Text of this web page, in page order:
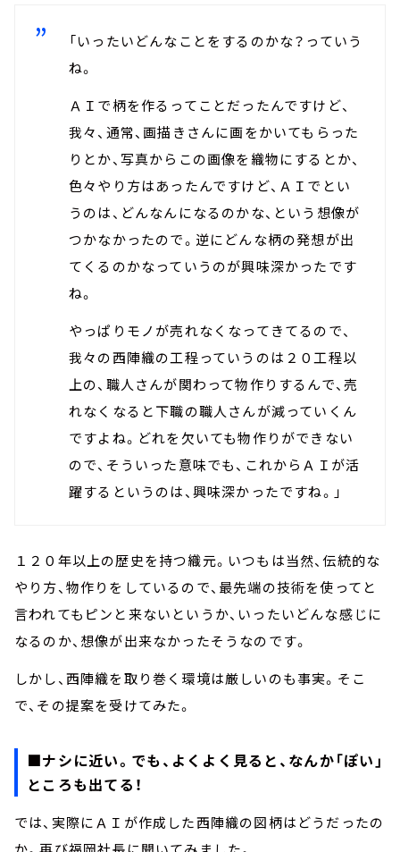
「いったいどんなことをするのかな？っていう
ね。
ＡＩで柄を作るってことだったんですけど、
我々、通常、画描きさんに画をかいてもらった
りとか、写真からこの画像を織物にするとか、
色々やり方はあったんですけど、ＡＩでとい
うのは、どんなんになるのかな、という想像が
つかなかったので。逆にどんな柄の発想が出
てくるのかなっていうのが興味深かったです
ね。
やっぱりモノが売れなくなってきてるので、
我々の西陣織の工程っていうのは２０工程以
上の、職人さんが関わって物作りするんで、売
れなくなると下職の職人さんが減っていくん
ですよね。どれを欠いても物作りができない
ので、そういった意味でも、これからＡＩが活
躍するというのは、興味深かったですね。」
１２０年以上の歴史を持つ織元。いつもは当然、伝統的な
やり方、物作りをしているので、最先端の技術を使ってと
言われてもピンと来ないというか、いったいどんな感じに
なるのか、想像が出来なかったそうなのです。
しかし、西陣織を取り巻く環境は厳しいのも事実。そこ
で、その提案を受けてみた。
■ナシに近い。でも、よくよく見ると、なんか「ぽい」
ところも出てる！
では、実際にＡＩが作成した西陣織の図柄はどうだったの